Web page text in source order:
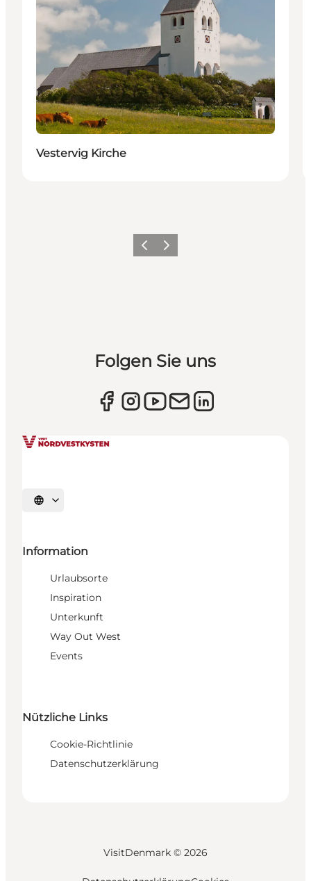
Vestervig Kirche
ZurückWeiter
Folgen Sie uns
Sprache auswählen
Information
Urlaubsorte
Inspiration
Unterkunft
Way Out West
Events
Nützliche Links
Cookie-Richtlinie
Datenschutzerklärung
VisitDenmark © 2026